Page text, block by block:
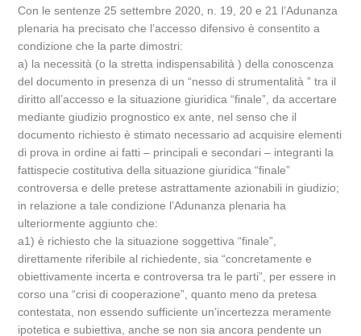
Con le sentenze 25 settembre 2020, n. 19, 20 e 21 l’Adunanza
plenaria ha precisato che l’accesso difensivo è consentito a
condizione che la parte dimostri:
a) la necessità (o la stretta indispensabilità ) della conoscenza
del documento in presenza di un “nesso di strumentalità ” tra il
diritto all’accesso e la situazione giuridica “finale”, da accertare
mediante giudizio prognostico ex ante, nel senso che il
documento richiesto è stimato necessario ad acquisire elementi
di prova in ordine ai fatti – principali e secondari – integranti la
fattispecie costitutiva della situazione giuridica “finale”
controversa e delle pretese astrattamente azionabili in giudizio;
in relazione a tale condizione l’Adunanza plenaria ha
ulteriormente aggiunto che:
a1) è richiesto che la situazione soggettiva “finale”,
direttamente riferibile al richiedente, sia “concretamente e
obiettivamente incerta e controversa tra le parti”, per essere in
corso una “crisi di cooperazione”, quanto meno da pretesa
contestata, non essendo sufficiente un’incertezza meramente
ipotetica e subiettiva, anche se non sia ancora pendente un